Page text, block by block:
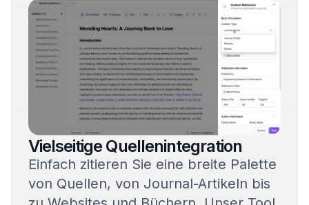
Vielseitige Quellenintegration
Einfach zitieren Sie eine breite Palette
von Quellen, von Journal-Artikeln bis